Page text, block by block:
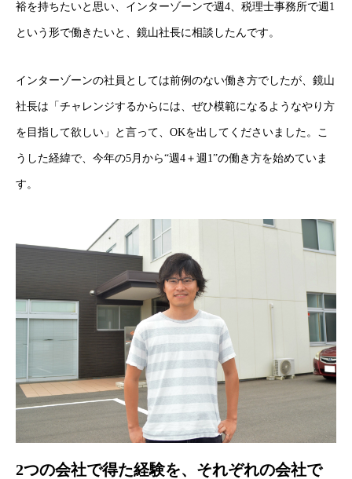
裕を持ちたいと思い、インターゾーンで週4、税理士事務所で週1
という形で働きたいと、鏡山社長に相談したんです。
インターゾーンの社員としては前例のない働き方でしたが、鏡山
社長は「チャレンジするからには、ぜひ模範になるようなやり方
を目指して欲しい」と言って、OKを出してくださいました。こ
うした経緯で、今年の5月から“週4＋週1”の働き方を始めていま
す。
2つの会社で得た経験を、それぞれの会社で